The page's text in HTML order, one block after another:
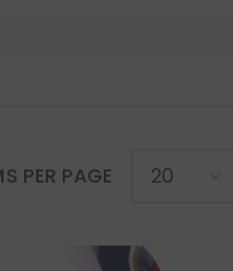
PER PAGE 20